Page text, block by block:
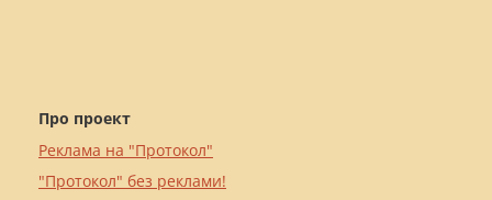
Про проект
Реклама на "Протокол"
"Протокол" без реклами!